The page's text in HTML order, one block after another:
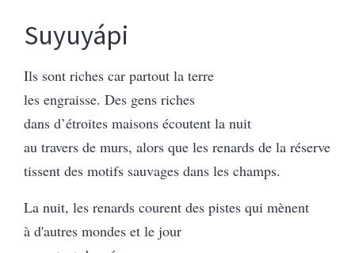
Suyuyápi
Ils sont riches car partout la terre
les engraisse. Des gens riches
dans d’étroites maisons écoutent la nuit
au travers de murs, alors que les renards de la réserve
tissent des motifs sauvages dans les champs.
La nuit, les renards courent des pistes qui mènent
à d'autres mondes et le jour